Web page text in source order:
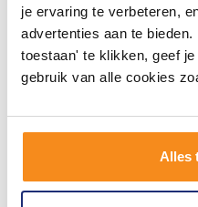
je ervaring te verbeteren,
advertenties aan te
toestaan' te klikken, geef
gebruik van alle cookies
Alles